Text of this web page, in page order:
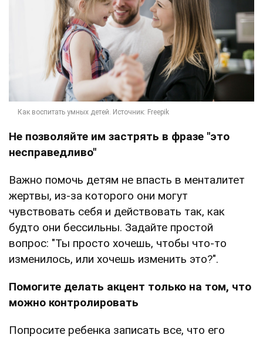
Не позволяйте им застрять в фразе "это
несправедливо"
Важно помочь детям не впасть в менталитет
жертвы, из-за которого они могут
чувствовать себя и действовать так, как
будто они бессильны. Задайте простой
вопрос: "Ты просто хочешь, чтобы что-то
изменилось, или хочешь изменить это?".
Помогите делать акцент только на том, что
можно контролировать
Попросите ребенка записать все, что его